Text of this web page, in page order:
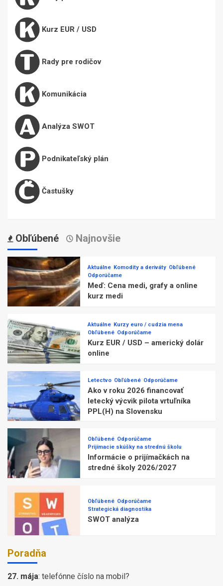
Kurz EUR / USD
Rady pre rodičov
Komunikácia
Analýza SWOT
Podnikateľský plán
Častušky
Obľúbené Najnovšie
Aktuálne Komodity a deriváty Obľúbené
Odporúčame
Meď: Cena medi, grafy a online
kurz medi
Aktuálne Kurzy euro / cudzia mena
Obľúbené Odporúčame
Kurz EUR / USD – americký dolár
online
Letectvo Obľúbené Odporúčame
Ako v roku 2026 financovať
letecký výcvik pilota vrtuľníka
PPL(H) na Slovensku
Obľúbené Odporúčame
Prijímacie skúšky na strednú školu
Informácie o prijímačkách na
stredné školy 2026/2027
Obľúbené Odporúčame
Strategická diagnostika
SWOT analýza
Poradňa
27. mája: telefónne číslo na mobil?